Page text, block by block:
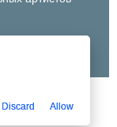
Discard Allow